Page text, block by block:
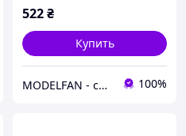
522₴
Купить
MODELFAN - сборные пластиковые модели и товары для моделирования 100%